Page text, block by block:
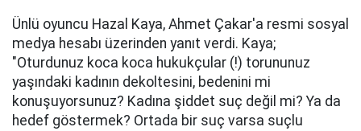
Ünlü oyuncu Hazal Kaya, Ahmet Çakar'a resmi sosyal
medya hesabı üzerinden yanıt verdi. Kaya;
"Oturdunuz koca koca hukukçular (!) torununuz
yaşındaki kadının dekoltesini, bedenini mi
konuşuyorsunuz? Kadına şiddet suç değil mi? Ya da
hedef göstermek? Ortada bir suç varsa suçlu